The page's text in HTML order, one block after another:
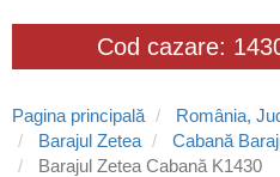
Cod cazare:
Pagina principală
România,
Barajul Zetea
Cabană
Barajul Zetea Cabană K1430